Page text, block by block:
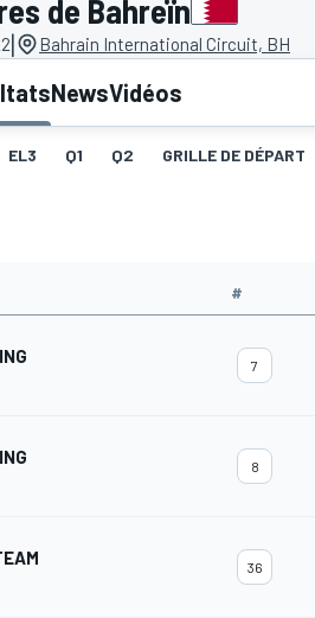
de Bahreïn
| Bahrain International Circuit, BH
NewsVidéos
EL3 Q1 Q2 GRILLE DE DÉPART
#
7
8
36